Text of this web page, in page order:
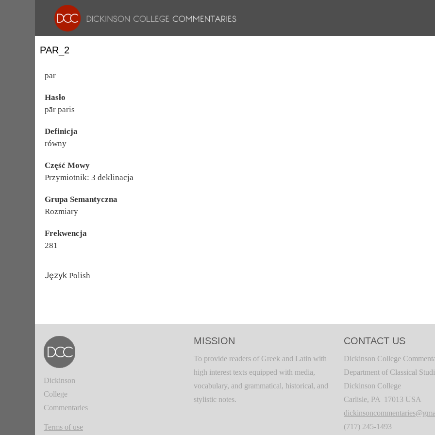
PAR_2
par
Hasło
pār paris
Definicja
równy
Część Mowy
Przymiotnik: 3 deklinacja
Grupa Semantyczna
Rozmiary
Frekwencja
281
Język Polish
Dickinson
College
Commentaries
Terms of use
MISSION
To provide readers of Greek and Latin with
high interest texts equipped with media,
vocabulary, and grammatical, historical, and
stylistic notes.
CONTACT US
Dickinson College
Department of Classical
Dickinson College
Carlisle, PA 17013 USA
(717) 245-1493